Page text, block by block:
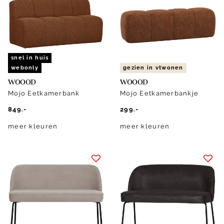
snel in huis
webonly
WOOOD
Mojo Eetkamerbank
849.-
meer kleuren
gezien in vtwonen
WOOOD
Mojo Eetkamerbankje
299.-
meer kleuren